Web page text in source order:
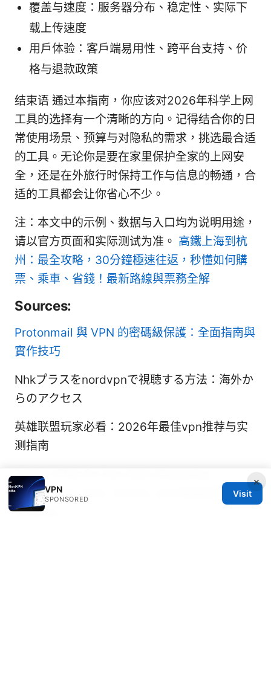
覆盖与速度：服务器分布、稳定性、实际下
载上传速度
用户体验：客户端易用性、跨平台支持、价
格与退款政策
结束语 通过本指南，你应该对2026年科学上网
工具的选择有一个清晰的方向。记得结合你的日
常使用场景、预算与对隐私的需求，挑选最合适
的工具。无论你是要在家里保护全家的上网安
全，还是在外旅行时保持工作与信息的畅通，合
适的工具都会让你省心不少。
注：本文中的示例、数据与入口均为说明用途，
请以官方页面和实际测试为准。 高鐵上海到杭
州：最全攻略，30分鐘極速往返，秒懂如何購
票、乘車、省錢！最新路線與票務全解
Sources:
Protonmail 與 VPN 的密碼級保護：全面指南與
實作技巧
Nhkプラスをnordvpnで視聴する方法：海外か
らのアクセス
英雄联盟玩家必看：2026年最佳vpn推荐与实
测指南
5 Best VPNs for Iran Safe Streaming
Unblocking: Fast, Secure, and Reliable
Choices
×
VPN
SPONSORED
Visit